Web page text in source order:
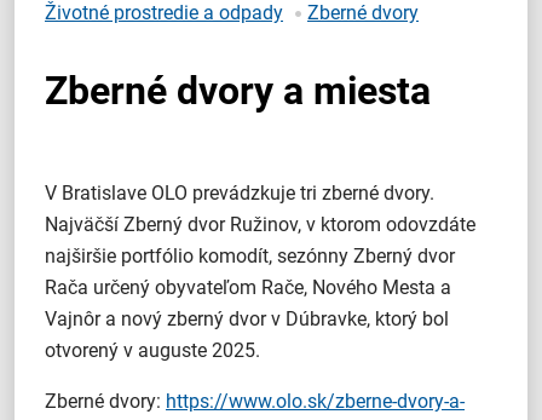
Miestny úrad
O Lamači
Životné prostredie a odpady
Zberné dvory
Zberné dvory a miesta
V Bratislave OLO prevádzkuje tri zberné dvory.
Najväčší Zberný dvor Ružinov, v ktorom odovzdáte
najširšie portfólio komodít, sezónny Zberný dvor
Rača určený obyvateľom Rače, Nového Mesta a
Vajnôr a nový zberný dvor v Dúbravke, ktorý bol
otvorený v auguste 2025.
Zberné dvory: https://www.olo.sk/zberne-dvory-a-